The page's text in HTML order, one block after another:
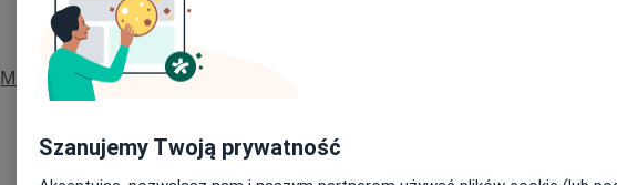
Mapa
580 zł
Szanujemy Twoją prywatność